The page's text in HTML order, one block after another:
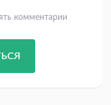
комментарии